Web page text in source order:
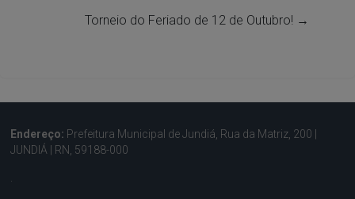
Torneio do Feriado de 12 de Outubro! →
Endereço: Prefeitura Municipal de Jundiá, Rua da Matriz, 200 |
JUNDIÁ | RN, 59188-000
.